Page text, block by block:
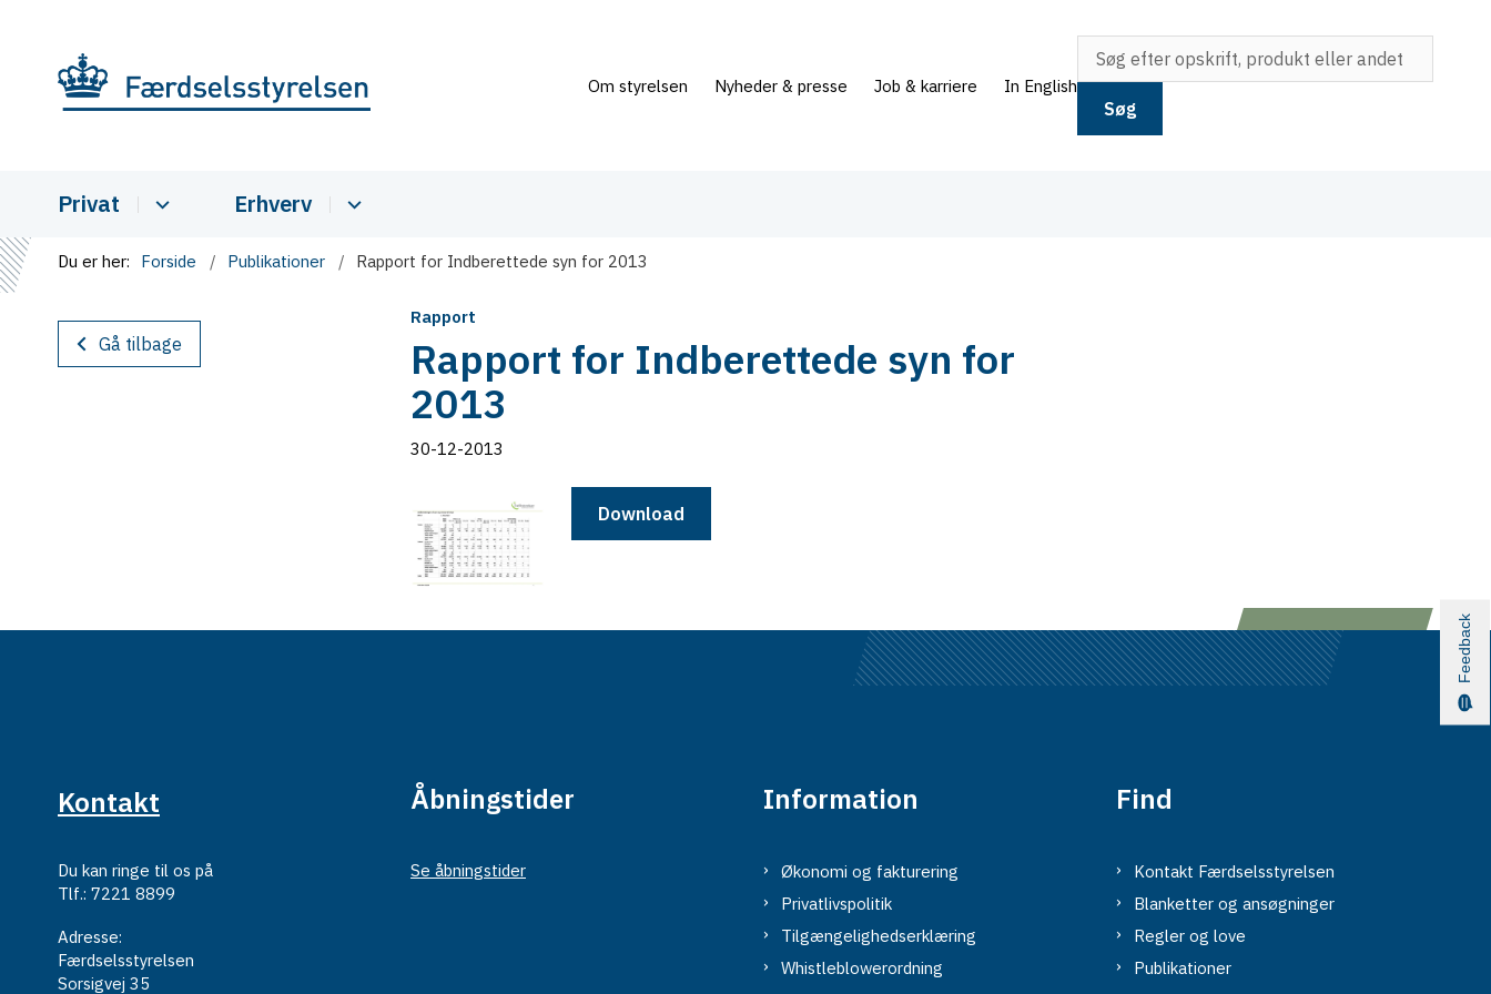
Om styrelsen Nyheder & presse Job & karriere In English
Søg
Privat Erhverv
Du er her: Forside Publikationer Rapport for Indberettede syn for 2013
Gå tilbage
Rapport
Rapport for Indberettede syn for
2013
30-12-2013
Download
Kontakt Åbningstider Information Find
Du kan ringe til os på
Tlf.: 7221 8899
Adresse:
Færdselsstyrelsen
Sorsigvej 35
Se åbningstider
Økonomi og fakturering
Privatlivspolitik
Tilgængelighedserklæring
Whistleblowerordning
Kontakt Færdselsstyrelsen
Blanketter og ansøgninger
Regler og love
Publikationer
Feedback